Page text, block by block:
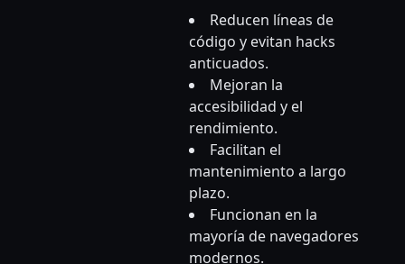
Reducen líneas de
código y evitan hacks
anticuados.
Mejoran la
accesibilidad y el
rendimiento.
Facilitan el
mantenimiento a largo
plazo.
Funcionan en la
mayoría de navegadores
modernos.